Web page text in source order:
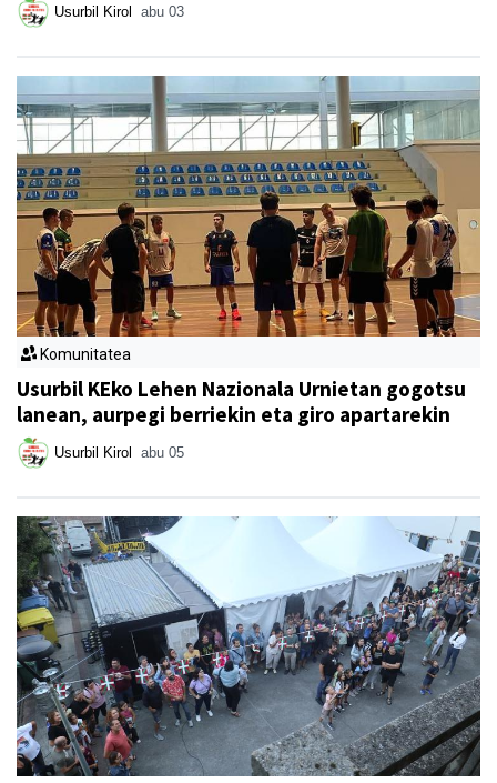
Usurbil Kirol abu 03
Komunitatea
Usurbil KEko Lehen Nazionala Urnietan gogotsu
lanean, aurpegi berriekin eta giro apartarekin
Usurbil Kirol abu 05